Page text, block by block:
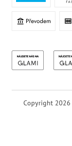
Copyright 2026